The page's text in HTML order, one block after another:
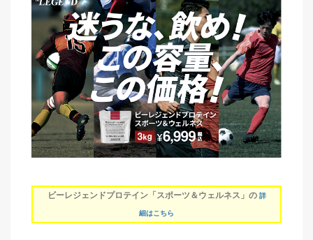
ビーレジェンドプロテイン「スポーツ＆ウェルネス」の 詳
細はこちら